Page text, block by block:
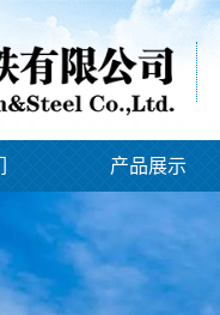
产品展示